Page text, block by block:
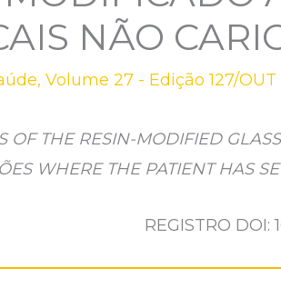
NÃO
,Volume 27 - Edição 127/OUT
OF THE RESIN-MODIFIED
WHERE THE PATIENT HAS
REGISTRO DOI: